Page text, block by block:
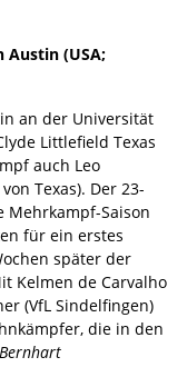
Austin (USA;
an der Universität
Littlefield Texas
auch Leo
Texas). Der 23-
Mehrkampf-Saison
für ein erstes
später der
Kelmen de Carvalho
(VfL Sindelfingen)
die in den